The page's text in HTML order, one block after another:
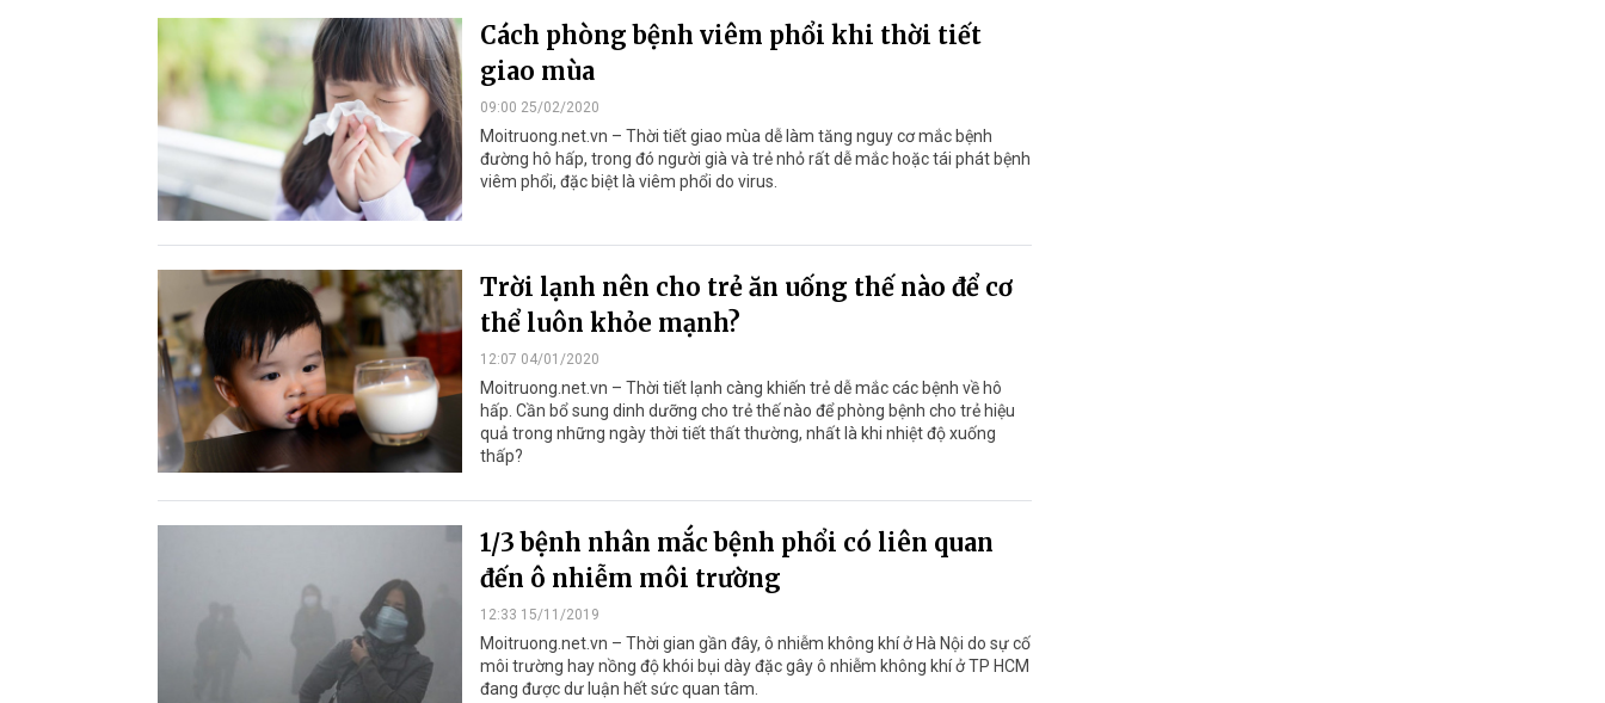
Cách phòng bệnh viêm phổi khi thời tiết
giao mùa
09:00 25/02/2020
Moitruong.net.vn – Thời tiết giao mùa dễ làm tăng nguy cơ mắc bệnh
đường hô hấp, trong đó người già và trẻ nhỏ rất dễ mắc hoặc tái phát bệnh
viêm phổi, đặc biệt là viêm phổi do virus.
Trời lạnh nên cho trẻ ăn uống thế nào để cơ
thể luôn khỏe mạnh?
12:07 04/01/2020
Moitruong.net.vn – Thời tiết lạnh càng khiến trẻ dễ mắc các bệnh về hô
hấp. Cần bổ sung dinh dưỡng cho trẻ thế nào để phòng bệnh cho trẻ hiệu
quả trong những ngày thời tiết thất thường, nhất là khi nhiệt độ xuống
thấp?
1/3 bệnh nhân mắc bệnh phổi có liên quan
đến ô nhiễm môi trường
12:33 15/11/2019
Moitruong.net.vn – Thời gian gần đây, ô nhiễm không khí ở Hà Nội do sự cố
môi trường hay nồng độ khói bụi dày đặc gây ô nhiễm không khí ở TP HCM
đang được dư luận hết sức quan tâm.